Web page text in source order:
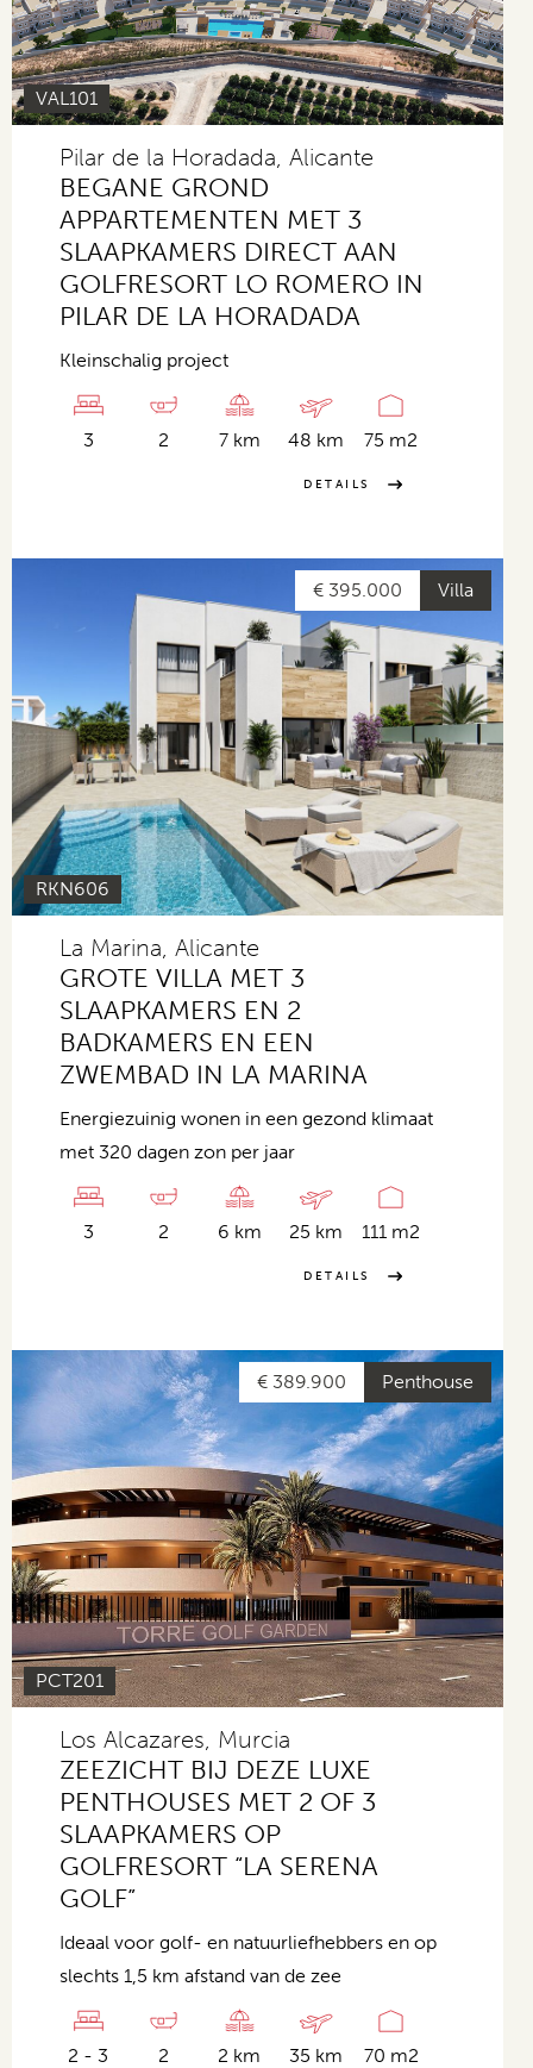
VAL101
Pilar de la Horadada, Alicante
BEGANE GROND
APPARTEMENTEN MET 3
SLAAPKAMERS DIRECT AAN
GOLFRESORT LO ROMERO IN
PILAR DE LA HORADADA
Kleinschalig project
3 2 7 km 48 km 75 m2
DETAILS
Villa
€ 395.000
RKN606
La Marina, Alicante
GROTE VILLA MET 3
SLAAPKAMERS EN 2
BADKAMERS EN EEN
ZWEMBAD IN LA MARINA
Energiezuinig wonen in een gezond klimaat
met 320 dagen zon per jaar
3 2 6 km 25 km 111 m2
DETAILS
Penthouse
€ 389.900
PCT201
Los Alcazares, Murcia
ZEEZICHT BIJ DEZE LUXE
PENTHOUSES MET 2 OF 3
SLAAPKAMERS OP
GOLFRESORT “LA SERENA
GOLF”
Ideaal voor golf- en natuurliefhebbers en op
slechts 1,5 km afstand van de zee
2 - 3 2 2 km 35 km 70 m2